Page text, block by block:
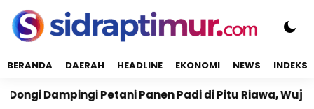
BERANDA DAERAH HEADLINE EKONOMI NEWS INDEKS
Petani Panen Padi di Pitu Riawa, Wujudkan